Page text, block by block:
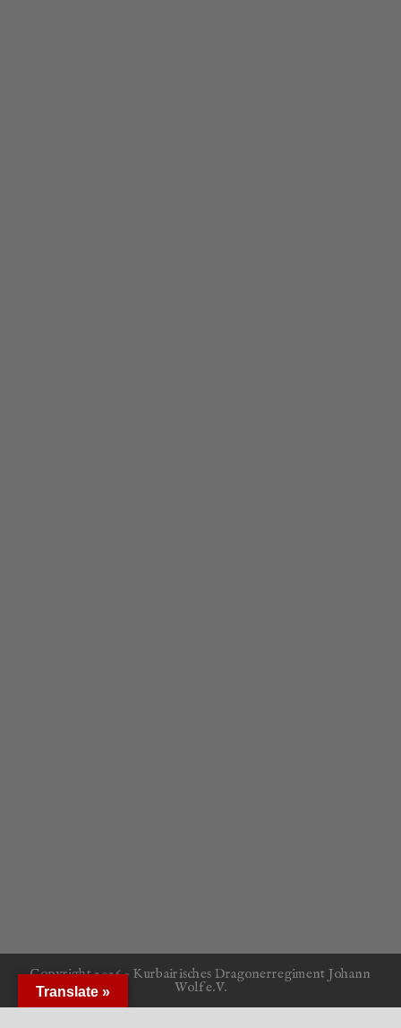
Copyright 2026 - Kurbairisches Dragonerregiment Johann
Wolf e.V.
Translate »